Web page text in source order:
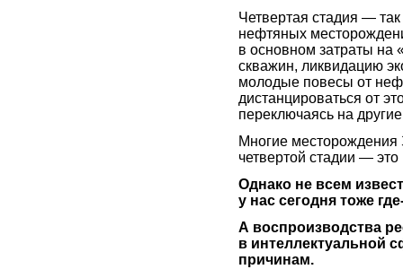
Четвертая стадия —
нефтяных
в основном затраты на
скважин, ликвидацию
молодые повесы от
дистанцироваться от
переключаясь на
Многие месторождения
четвертой стадии — это
Однако не всем
у нас сегодня тоже
А воспроизводства
в интеллектуальной
причинам.